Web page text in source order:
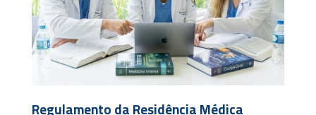
Regulamento da Residência Médica